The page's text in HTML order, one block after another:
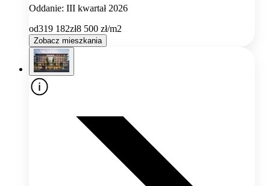
Oddanie: III kwartał 2026
od319 182zł8 500 zł/m2
Zobacz mieszkania